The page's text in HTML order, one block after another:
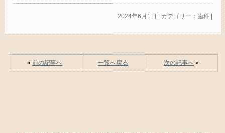
2024年6月1日 | カテゴリー：歯科
«前の記事へ 一覧へ戻る 次の記事へ»